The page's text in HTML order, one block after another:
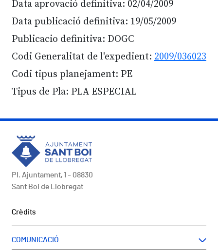
Data aprovació definitiva: 02/04/2009
Data publicació definitiva: 19/05/2009
Publicacio definitiva: DOGC
Codi Generalitat de l'expedient: 2009/036023
Codi tipus planejament: PE
Tipus de Pla: PLA ESPECIAL
Pl. Ajuntament, 1 - 08830
Sant Boi de Llobregat
Peu
Crèdits
COMUNICACIÓ